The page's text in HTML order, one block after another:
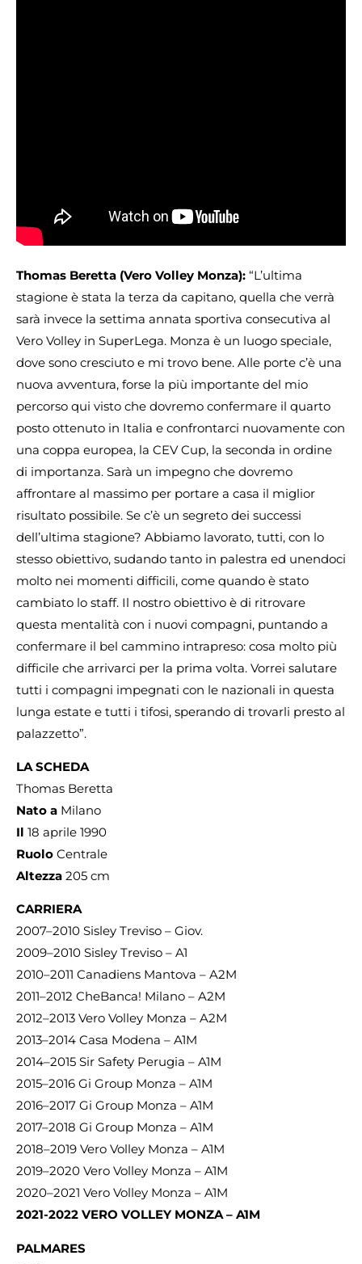
Thomas Beretta (Vero Volley Monza): “L’ultima
stagione è stata la terza da capitano, quella che verrà
sarà invece la settima annata sportiva consecutiva al
Vero Volley in SuperLega. Monza è un luogo speciale,
dove sono cresciuto e mi trovo bene. Alle porte c’è una
nuova avventura, forse la più importante del mio
percorso qui visto che dovremo confermare il quarto
posto ottenuto in Italia e confrontarci nuovamente con
una coppa europea, la CEV Cup, la seconda in ordine
di importanza. Sarà un impegno che dovremo
affrontare al massimo per portare a casa il miglior
risultato possibile. Se c’è un segreto dei successi
dell’ultima stagione? Abbiamo lavorato, tutti, con lo
stesso obiettivo, sudando tanto in palestra ed unendoci
molto nei momenti difficili, come quando è stato
cambiato lo staff. Il nostro obiettivo è di ritrovare
questa mentalità con i nuovi compagni, puntando a
confermare il bel cammino intrapreso: cosa molto più
difficile che arrivarci per la prima volta. Vorrei salutare
tutti i compagni impegnati con le nazionali in questa
lunga estate e tutti i tifosi, sperando di trovarli presto al
palazzetto”.
LA SCHEDA
Thomas Beretta
Nato a Milano
Il 18 aprile 1990
Ruolo Centrale
Altezza 205 cm
CARRIERA
2007–2010 Sisley Treviso – Giov.
2009–2010 Sisley Treviso – A1
2010–2011 Canadiens Mantova – A2M
2011–2012 CheBanca! Milano – A2M
2012–2013 Vero Volley Monza – A2M
2013–2014 Casa Modena – A1M
2014–2015 Sir Safety Perugia – A1M
2015–2016 Gi Group Monza – A1M
2016–2017 Gi Group Monza – A1M
2017–2018 Gi Group Monza – A1M
2018–2019 Vero Volley Monza – A1M
2019–2020 Vero Volley Monza – A1M
2020–2021 Vero Volley Monza – A1M
2021-2022 VERO VOLLEY MONZA – A1M
PALMARES